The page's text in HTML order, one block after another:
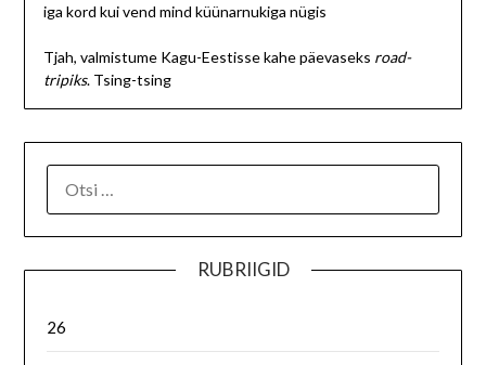
iga kord kui vend mind küünarnukiga nügis
Tjah, valmistume Kagu-Eestisse kahe päevaseks road-
tripiks. Tsing-tsing
RUBRIIGID
26